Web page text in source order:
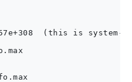
(this is system-